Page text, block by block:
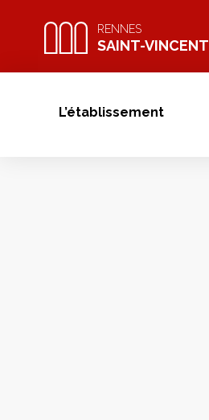
RENNES
SAINT-VINCENT
L’établissement